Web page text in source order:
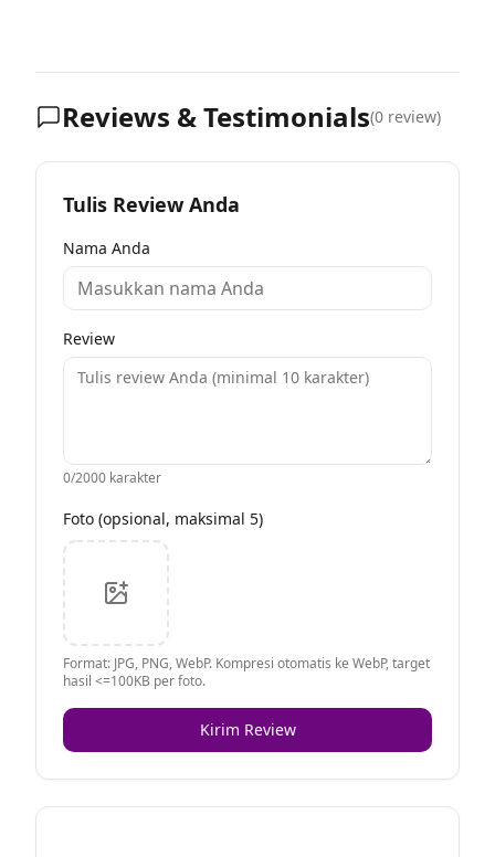
Reviews & Testimonials(0 review)
Tulis Review Anda
Nama Anda
Review
0/2000 karakter
Foto (opsional, maksimal 5)
Format: JPG, PNG, WebP. Kompresi otomatis ke WebP, target
hasil <=100KB per foto.
Kirim Review